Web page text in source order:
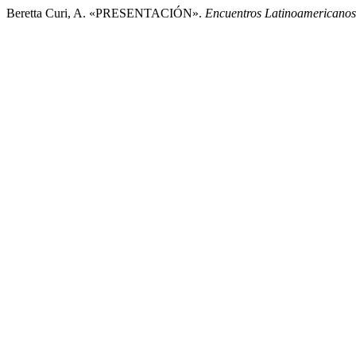
Beretta Curi, A. «PRESENTACIÓN». Encuentros